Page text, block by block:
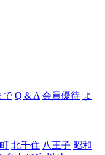
で Q & A 会員優待 よ
北千住 八王子 昭和